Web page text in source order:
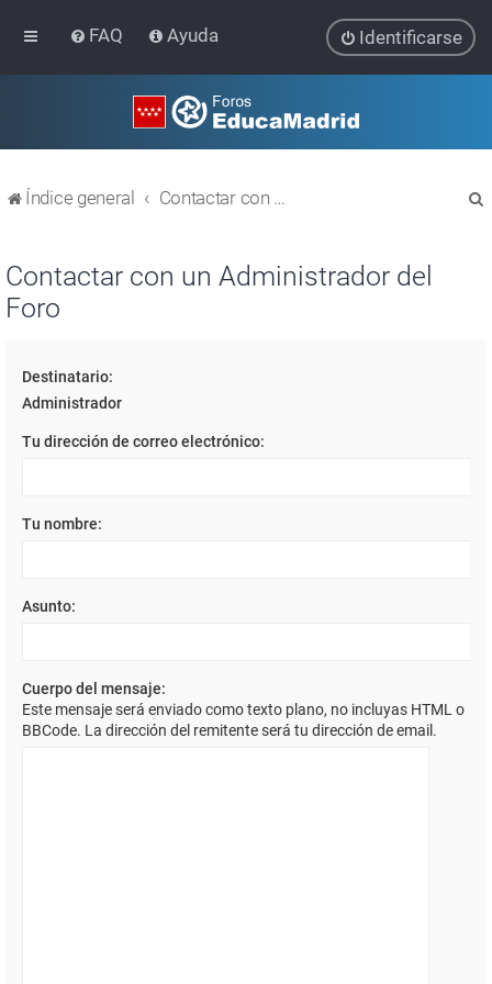
FAQ Ayuda Identificarse
Índice general Contactar con un Administrador del Foro
Contactar con un Administrador del
Foro
Destinatario:
Administrador
Tu dirección de correo electrónico:
Tu nombre:
Asunto:
Cuerpo del mensaje:
Este mensaje será enviado como texto plano, no incluyas HTML o
BBCode. La dirección del remitente será tu dirección de email.